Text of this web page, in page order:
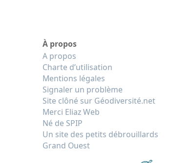
À propos
A propos
Charte d’utilisation
Mentions légales
Signaler un problème
Site clôné sur Géodiversité.net
Merci Eliaz Web
Né de SPIP
Un site des petits débrouillards
Grand Ouest